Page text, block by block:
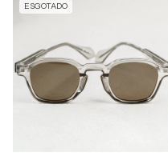
ESGOTADO